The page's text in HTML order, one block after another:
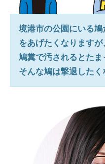
境港市の公園にいる
をあげたくなります
鳩糞で汚されるとたま
そんな鳩は撃退したく